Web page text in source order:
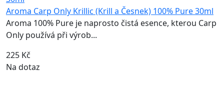
Aroma Carp Only Krillic (Krill a Česnek) 100% Pure 30ml
Aroma 100% Pure je naprosto čistá esence, kterou Carp
Only používá při výrob...
225 Kč
Na dotaz